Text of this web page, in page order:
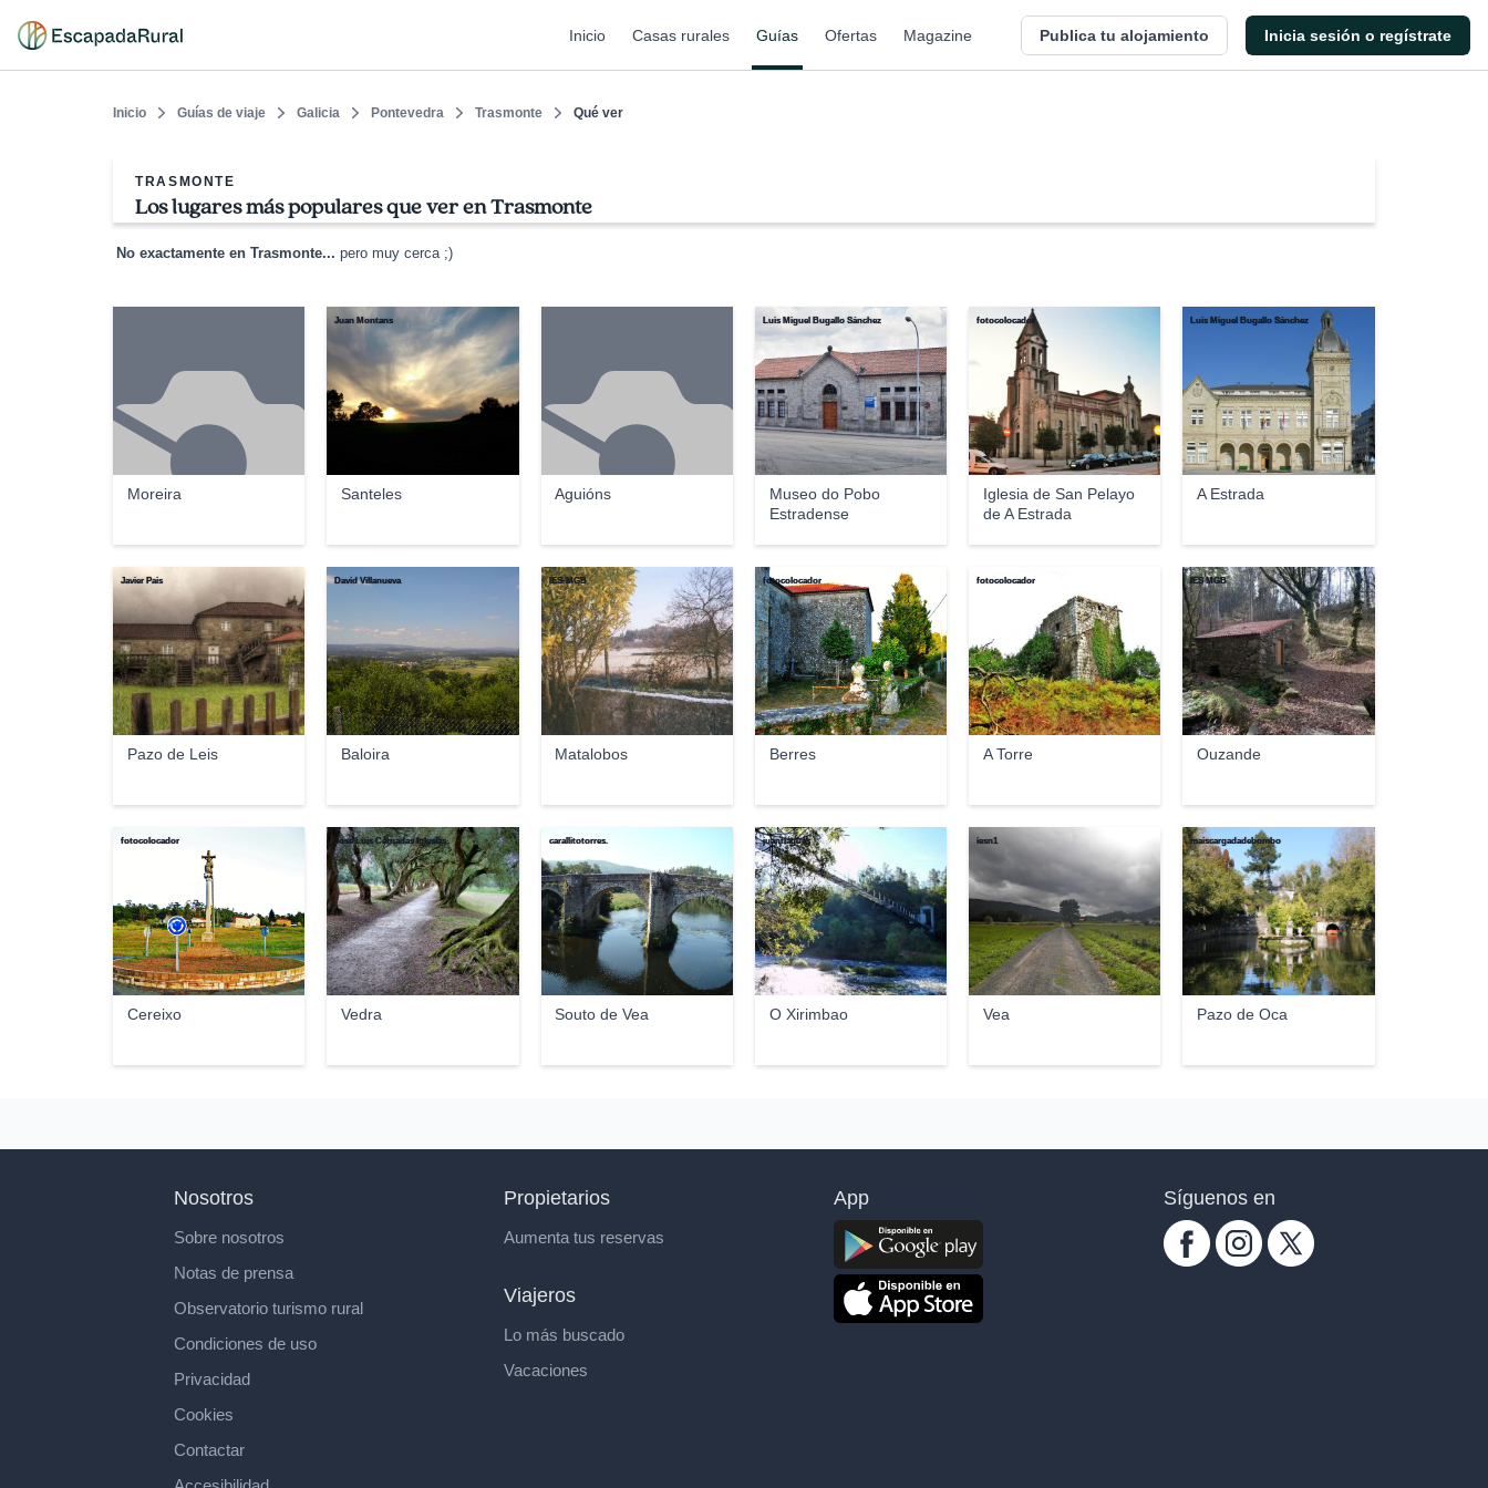
Inicio Casas rurales Guías Ofertas Magazine Publica tu alojamiento Inicia sesión o regístrate
Inicio Guías de viaje Galicia Pontevedra Trasmonte Qué ver
TRASMONTE
Los lugares más populares que ver en Trasmonte
No exactamente en Trasmonte... pero muy cerca ;)
Moreira Santeles
Juan Montans
Aguións
Museo do Pobo
Estradense
Luis Miguel Bugallo Sánchez
Iglesia de San Pelayo
de A Estrada
fotocolocador
A Estrada
Luis Miguel Bugallo Sánchez
Pazo de Leis
Javier Pais
Baloira
David Villanueva
Matalobos
IES-MGB
Berres
fotocolocador
A Torre
fotocolocador
Ouzande
IES MGB
Cereixo
fotocolocador
Vedra
Jose Luis Cernadas Iglesias
Souto de Vea
carallitotorres.
O Xirimbao
juantiagues
Vea
iesn1
Pazo de Oca
maiscargadadebombo
Nosotros
Sobre nosotros
Notas de prensa
Observatorio turismo rural
Condiciones de uso
Privacidad
Cookies
Contactar
Propietarios
Aumenta tus reservas
Viajeros
Lo más buscado
Vacaciones
App Síguenos en